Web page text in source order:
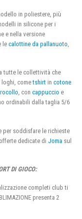
in poliestere, più
in silicone per i
e nella versione
le calottine da pallanuoto,
tutte le collettività che
loghi, cometshirt in cotone
, con cappuccio e
ordinabili dalla taglia 5/6
per soddisfare le richieste
dedicate di Joma sul
DI GIOCO:
completi club ti
presenta 2